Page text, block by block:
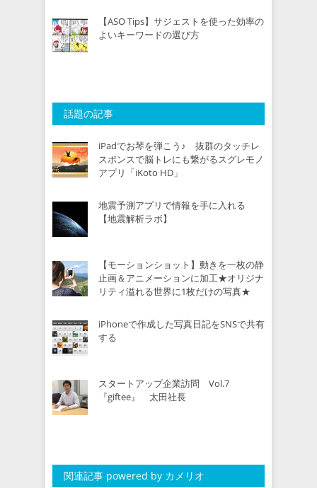
【ASO Tips】サジェストを使った効率の
よいキーワードの選び方
話題の記事
iPadでお琴を弾こう♪ 抜群のタッチレ
スポンスで脳トレにも繋がるスグレモノ
アプリ「iKoto HD」
地震予測アプリで情報を手に入れる
【地震解析ラボ】
【モーションショット】動きを一枚の静
止画＆アニメーションに加工★オリジナ
リティ溢れる世界に1枚だけの写真★
iPhoneで作成した写真日記をSNSで共有
する
スタートアップ企業訪問 Vol.7
『giftee』 太田社長
関連記事 powered by カメリオ